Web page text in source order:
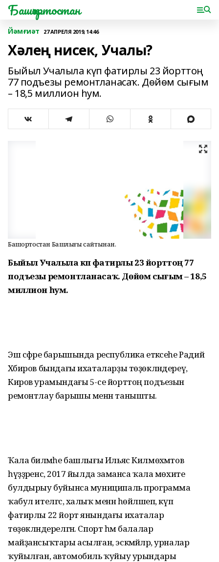
Башҡортостан
Йәмғиәт 27 АПРЕЛЯ 2019, 14:46
Хәлең нисек, Учалы?
Быйыл Учалыла күп фатирлы 23 йорттоң
77 подъезы ремонтланасаҡ. Дөйөм сығым
– 18,5 миллион һум.
Башҡортостан Башлығы сайтынан.
Быйыл Учалыла күп фатирлы 23 йорттоң 77
подъезы ремонтланасаҡ. Дөйөм сығым – 18,5
миллион һум.
Эш сәфәре барышында республика етәксеһе Радий
Хәбиров бындағы ихаталарҙы төҙөкләндереү,
Киров урамындағы 5-се йорттоң подъезын
ремонтлау барышы менән танышты.
Ҡала биләмәһе башлығы Ильяс Килмөхәмәтов
һүҙҙәренсә, 2017 йылда заманса ҡала мөхите
булдырыу буйынса муниципаль программа
ҡабул ителгәс, халыҡ менән һөйләшеп, күп
фатирлы 22 йорт янындағы ихаталар
төҙөкләндерелгән. Спорт һәм балалар
майҙансыҡтары асылған, эскәмйәләр, урналар
ҡуйылған, автомобиль ҡуйыу урындары